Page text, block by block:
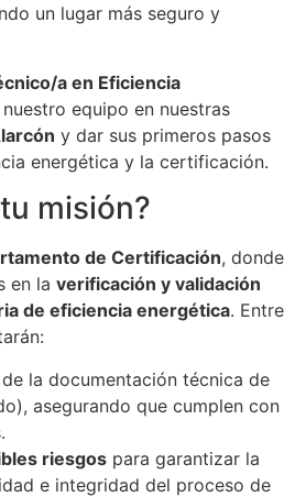
un lugar más seguro y
a en Eficiencia
equipo en nuestras
y dar sus primeros pasos
energética y la certificación.
misión?
de Certificación, donde
en la verificación y validación
de eficiencia energética. Entre
de la documentación técnica de
asegurando que cumplen con
riesgos para garantizar la
e integridad del proceso de